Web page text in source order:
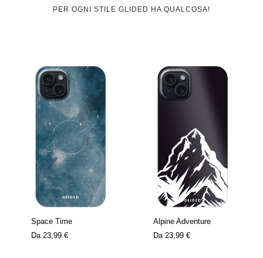
PER OGNI STILE GLIDED HA QUALCOSA!
Space Time
Da 23,99 €
Alpine Adventure
Da 23,99 €